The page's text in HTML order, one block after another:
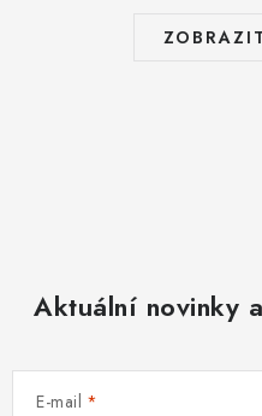
Aktuální novinky
E-mail